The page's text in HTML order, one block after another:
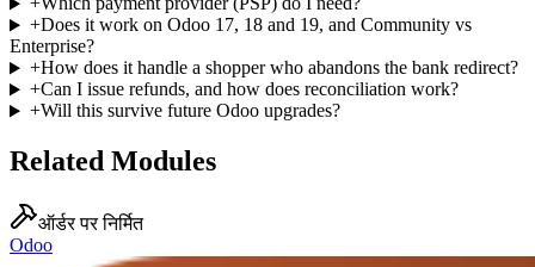
+Does it work on Odoo 17, 18 and 19, and Community vs
Enterprise?
+How does it handle a shopper who abandons the bank redirect?
+Can I issue refunds, and how does reconciliation work?
+Will this survive future Odoo upgrades?
Related Modules
ऑर्डर पर निर्मित
Odoo